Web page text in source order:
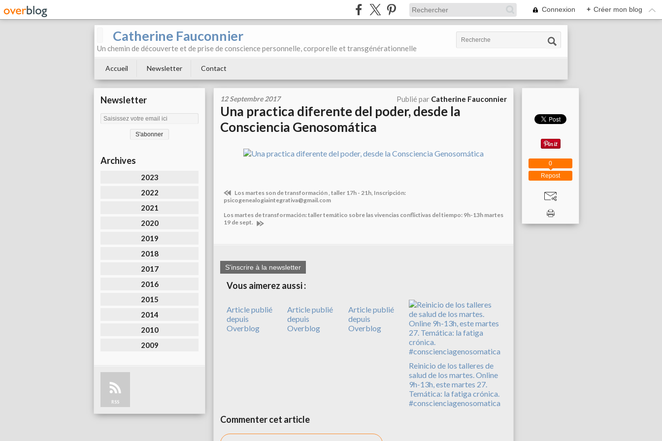
Connexion + Créer mon blog
Catherine Fauconnier
Un chemin de découverte et de prise de conscience personnelle, corporelle et transgénérationnelle
Accueil Newsletter Contact
Newsletter
Archives
2023
2022
2021
2020
2019
2018
2017
2016
2015
2014
2010
2009
RSS
12 Septembre 2017 Publié par Catherine Fauconnier
Una practica diferente del poder, desde la
Consciencia Genosomática
Los martes son de transformación , taller 17h - 21h, Inscripción:
psicogenealogiaintegrativa@gmail.com
Los martes de transformación: taller temático sobre las vivencias conflictivas del tiempo: 9h-13h martes
19 de sept.
S'inscrire à la newsletter
Vous aimerez aussi :
Article publié
depuis
Overblog
Article publié
depuis
Overblog
Article publié
depuis
Overblog
Reinicio de los talleres de
salud de los martes. Online
9h-13h, este martes 27.
Temática: la fatiga crónica.
#conscienciagenosomatica
Commenter cet article
Repost
0